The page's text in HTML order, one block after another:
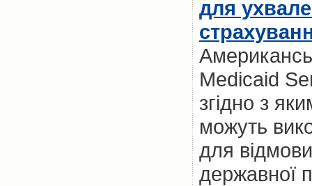
для
Medicaid
згідно з
можуть
для
державної